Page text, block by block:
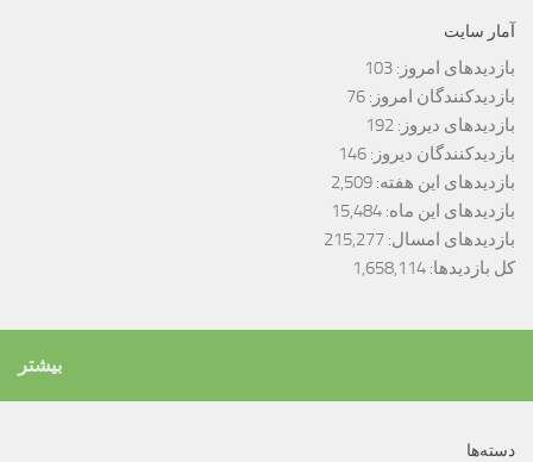
آمار سایت
بازدیدهای امروز: 103
بازدیدکنندگان امروز: 76
بازدیدهای دیروز: 192
بازدیدکنندگان دیروز: 146
بازدیدهای این هفته: 2,509
بازدیدهای این ماه: 15,484
بازدیدهای امسال: 215,277
کل بازدیدها: 1,658,114
بیشتر
دسته‌ها